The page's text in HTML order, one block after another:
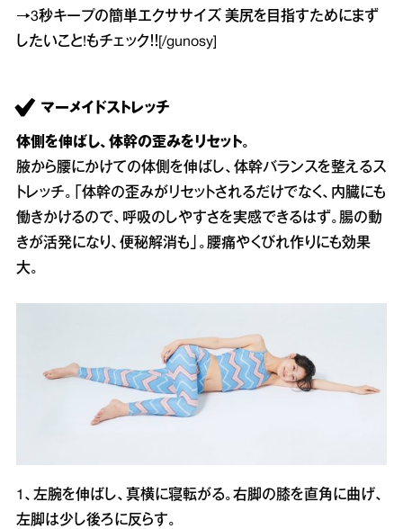
→3秒キープの簡単エクササイズ 美尻を目指すためにまず
したいこと!もチェック！！[/gunosy]
マーメイドストレッチ
体側を伸ばし、体幹の歪みをリセット。
腋から腰にかけての体側を伸ばし、体幹バランスを整えるス
トレッチ。「体幹の歪みがリセットされるだけでなく、内臓にも
働きかけるので、呼吸のしやすさを実感できるはず。腸の動
きが活発になり、便秘解消も」。腰痛やくびれ作りにも効果
大。
1、左腕を伸ばし、真横に寝転がる。右脚の膝を直角に曲げ、
左脚は少し後ろに反らす。